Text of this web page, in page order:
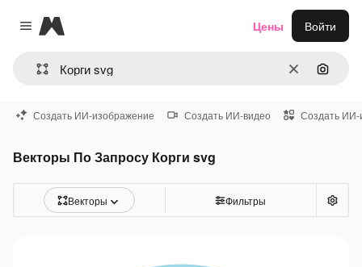
Close menu
Magnific
ОчиститьПоиск
Цены Войти
Создать ИИ-изображение Создать ИИ-видео Создать ИИ-
Векторы По Запросу Корги svg
Векторы Фильтры